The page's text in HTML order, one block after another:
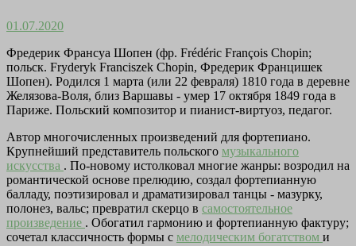
01.07.2020
Фредерик Франсуа Шопен (фр. Frédéric François Chopin;
польск. Fryderyk Franciszek Chopin, Фредерик Францишек
Шопен). Родился 1 марта (или 22 февраля) 1810 года в деревне
Желязова-Воля, близ Варшавы - умер 17 октября 1849 года в
Париже. Польский композитор и пианист-виртуоз, педагог.
Автор многочисленных произведений для фортепиано.
Крупнейший представитель польского музыкального
искусства . По-новому истолковал многие жанры: возродил на
романтической основе прелюдию, создал фортепианную
балладу, поэтизировал и драматизировал танцы - мазурку,
полонез, вальс; превратил скерцо в самостоятельное
произведение . Обогатил гармонию и фортепианную фактуру;
сочетал классичность формы с мелодическим богатством и